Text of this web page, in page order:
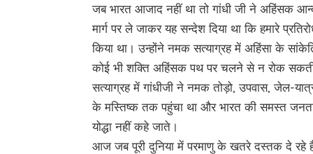
जब भारत आजाद नहीं था तो गांधी जी ने अहिंसक
मार्ग पर ले जाकर यह सन्देश दिया था कि हमारे
किया था। उन्होंने नमक सत्याग्रह में अहिंसा के
कोई भी शक्ति अहिंसक पथ पर चलने से न रोक
सत्याग्रह में गांधीजी ने नमक तोड़ो, उपवास, जेल-
के मस्तिष्क तक पहुंचा था और भारत की समस्त
योद्धा नहीं कहे जाते।
आज जब पूरी दुनिया में परमाणु के खतरे दस्तक दे रहे हैं,